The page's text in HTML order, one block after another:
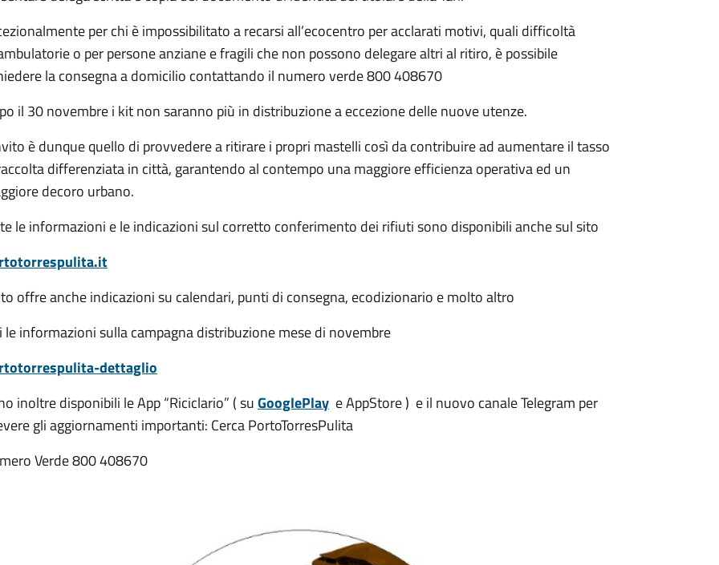
per chi è impossibilitato a recarsi all’ecocentro per acclarati motivi, quali difficoltà
o per persone anziane e fragili che non possono delegare altri al ritiro, è possibile
la consegna a domicilio contattando il numero verde 800 408670
il 30 novembre i kit non saranno più in distribuzione a eccezione delle nuove utenze.
è dunque quello di provvedere a ritirare i propri mastelli così da contribuire ad aumentare il tasso
differenziata in città, garantendo al contempo una maggiore efficienza operativa ed un
decoro urbano.
le informazioni e le indicazioni sul corretto conferimento dei rifiuti sono disponibili anche sul sito
offre anche indicazioni su calendari, punti di consegna, ecodizionario e molto altro
le informazioni sulla campagna distribuzione mese di novembre
dettaglio
inoltre disponibili le App “Riciclario” ( suGooglePlay e AppStore ) e il nuovo canale Telegram per
gli aggiornamenti importanti: Cerca PortoTorresPulita
Verde 800 408670